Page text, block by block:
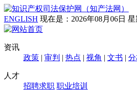
ENGLISH 现在是： 2026年08月06日
资讯
政策 | 审判 | 热点 | 视角 | 文书 |
人才
招聘求职 职业培训